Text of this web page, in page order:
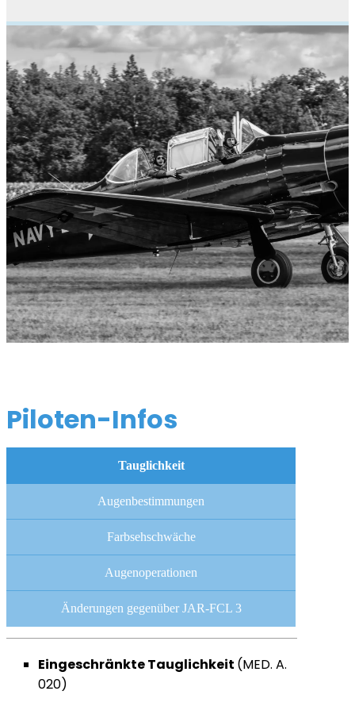
Piloten-Infos
Tauglichkeit
Augenbestimmungen
Farbsehschwäche
Augenoperationen
Änderungen gegenüber JAR-FCL 3
Eingeschränkte Tauglichkeit (MED. A.
020)